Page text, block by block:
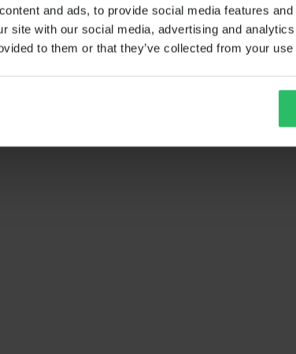
and ads, to provide social media features
site with our social media, advertising and
to them or that they’ve collected from your